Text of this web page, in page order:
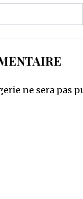
ne sera pas